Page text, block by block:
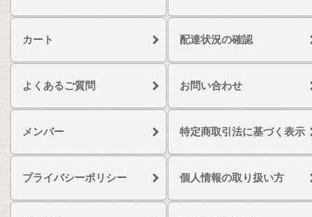
カート 配達状況の確認
よくあるご質問 お問い合わせ
メンバー 特定商取引法に基づく表示
プライバシーポリシー 個人情報の取り扱い方